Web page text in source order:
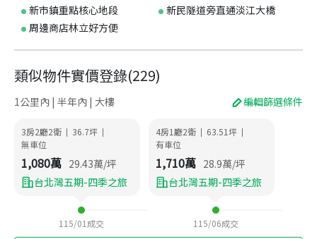
新市鎮重點核心地段
新民隧道旁直通淡江大橋
周邊商店林立好方便
類似物件實價登錄(229)
1公里內 | 半年內 | 大樓 編輯篩選條件
3房2廳2衛 | 36.7坪 |
無車位
1,080萬 29.43萬/坪
台北灣五期-四季之旅
115/01 成交
4房1廳2衛 | 63.51坪 |
有車位
1,710萬 28.9萬/坪
台北灣五期-四季之旅
115/06成交